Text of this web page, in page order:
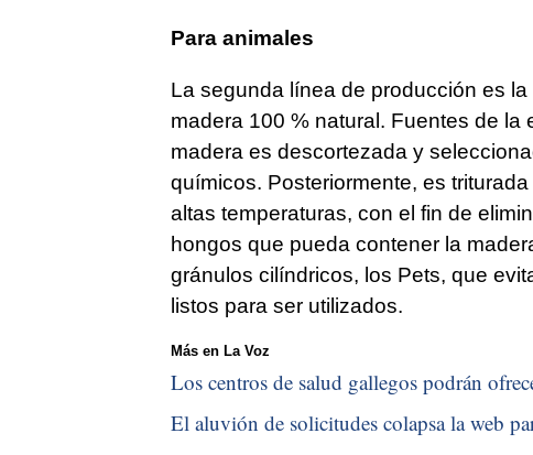
Para animales
La segunda línea de producción es
madera 100 % natural. Fuentes de
madera es descortezada y
químicos. Posteriormente, es
altas temperaturas, con el fin de
hongos que pueda contener la
gránulos cilíndricos, los Pets, que
listos para ser utilizados.
Más en La Voz
Los centros de salud gallegos podrán
El aluvión de solicitudes colapsa la web